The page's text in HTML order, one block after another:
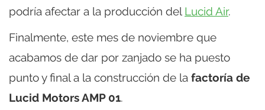
podría afectar a la producción del Lucid Air.
Finalmente, este mes de noviembre que
acabamos de dar por zanjado se ha puesto
punto y final a la construcción de la factoría de
Lucid Motors AMP 01.